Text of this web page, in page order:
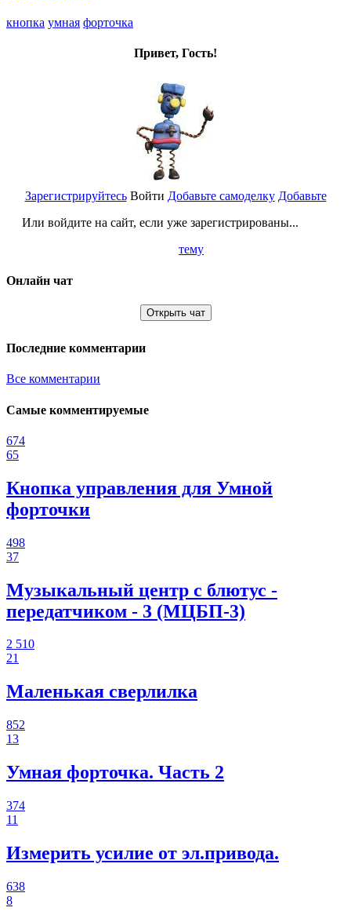
кнопка умная форточка
Привет, Гость!
Зарегистрируйтесь
Или войдите на сайт, если уже зарегистрированы...
Войти Добавьте самоделку Добавьте
тему
Онлайн чат
Открыть чат
Последние комментарии
Все комментарии
Самые комментируемые
674
65
Кнопка управления для Умной
форточки
498
37
Музыкальный центр с блютус -
передатчиком - 3 (МЦБП-3)
2 510
21
Маленькая сверлилка
852
13
Умная форточка. Часть 2
374
11
Измерить усилие от эл.привода.
638
8